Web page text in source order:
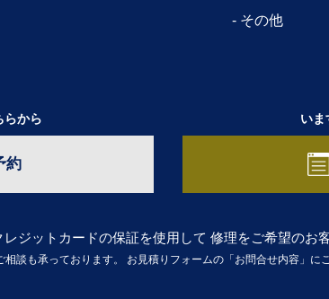
その他
らから
約
いま
レジットカードの保証を使用して 修理をご希望のお
談も承っております。 お見積りフォームの「お問合せ内容」に